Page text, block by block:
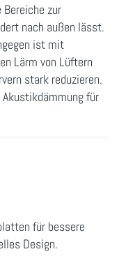
zur
nach außen lässt.
ist mit
Lärm von Lüftern
stark reduzieren.
für
für bessere
Design.